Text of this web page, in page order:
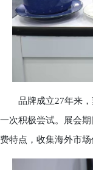
品牌成立27年来，
一次积极尝试。展会
费特点，收集海外市